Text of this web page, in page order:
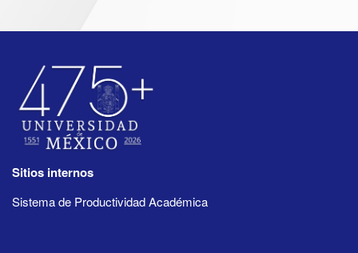
Sitios internos
Sistema de Productividad Académica